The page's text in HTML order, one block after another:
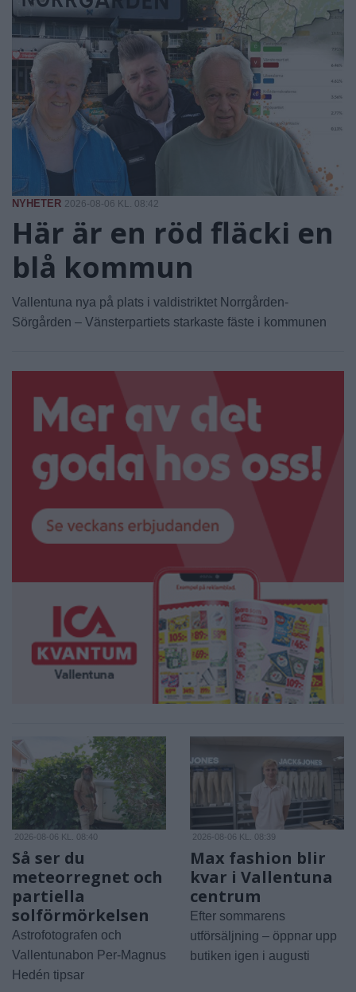
NYHETER 2026-08-06 KL. 08:42
Här är en röd fläcki en
blå kommun
Vallentuna nya på plats i valdistriktet Norrgården-
Sörgården – Vänsterpartiets starkaste fäste i kommunen
2026-08-06 KL. 08:40
Så ser du
meteorregnet och
partiella
solförmörkelsen
Astrofotografen och
Vallentunabon Per-Magnus
Hedén tipsar
2026-08-06 KL. 08:39
Max fashion blir
kvar i Vallentuna
centrum
Efter sommarens
utförsäljning – öppnar upp
butiken igen i augusti